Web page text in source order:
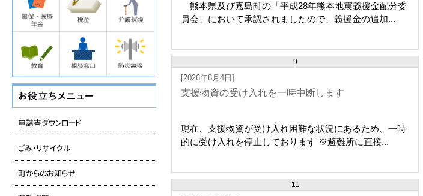
熊本県及び嘉島町の「平成28年熊本地震義援金配分委
員会」において承認されましたので、義援金の追加...
9
[2026年8月4日]
支援物資の受け入れを一時中断します
現在、支援物資が受け入れ困難な状況にあるため、一時
的に受け入れを停止しております ※避難所に直接...
11